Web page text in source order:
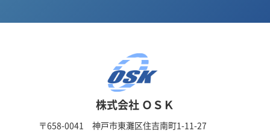
株式会社 ＯＳＫ
〒658-0041 神戸市東灘区住吉南町1-11-27